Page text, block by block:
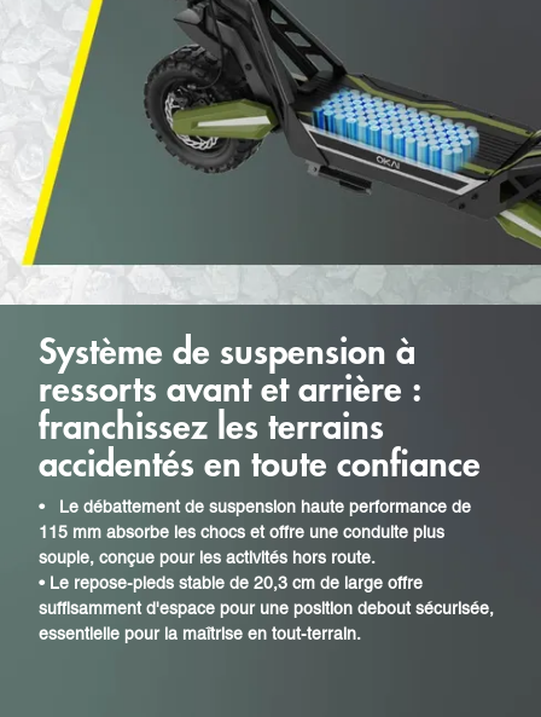
Système de suspension à
ressorts avant et arrière :
franchissez les terrains
accidentés en toute confiance
•
Le débattement de suspension haute performance de
115 mm absorbe les chocs et offre une conduite plus
souple, conçue pour les activités hors route.
• Le repose-pieds stable de 20,3 cm de large offre
suffisamment d'espace pour une position debout sécurisée,
essentielle pour la maîtrise en tout-terrain.